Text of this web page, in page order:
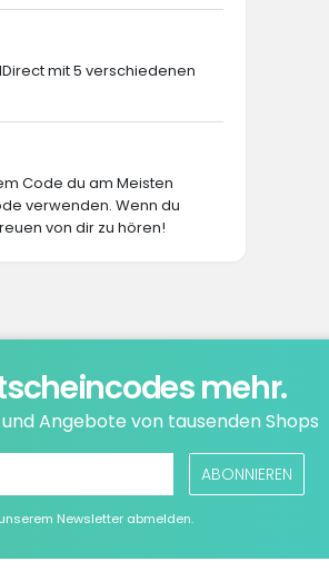
mit 5 verschiedenen
Code du am Meisten
verwenden. Wenn du
von dir zu hören!
mehr.
Angebote von tausenden Shops
ABONNIEREN
Newsletter abmelden.